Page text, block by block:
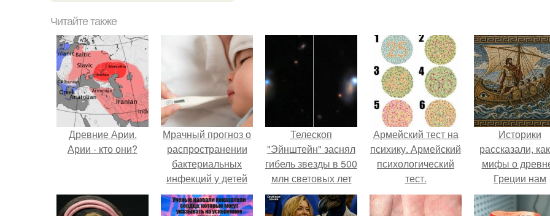
Читайте также
Древние Арии.
Арии - кто они?
Мрачный прогноз о
распространении
бактериальных
инфекций у детей
вышел.
Телескоп
"Эйнштейн" заснял
гибель звезды в 500
млн световых лет
от земли.
Армейский тест на
психику. Армейский
психологический
тест.
Историки
рассказали,
мифы о
Греции нам
навязало